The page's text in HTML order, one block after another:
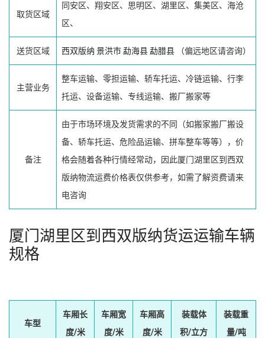
取货区域
同安区、翔安区、思明区、湖里区、集美区、海沧
区、
送货区域 西双版纳 景洪市勐海县勐腊县 （偏远地区请咨询）
主营业务
整车运输、零担运输、轿车托运、冷链运输、行李
托运、设备运输、专线运输、搬厂搬家等
备注
由于市场环境及发货需求的不同（如搬家搬厂搬设
备、轿车托运、危险品运输、拼车整车等等），价
格会随着各种行情经常动，因此厦门湖里区到西双
版纳物流运费价格表仅供参考，如需了解资费请来
电咨询
厦门湖里区到西双版纳货运运输车辆
规格
车型
车厢长
度/米
车厢宽
度/米
车厢高
度/米
装载体
积/立方
装载重
量/吨